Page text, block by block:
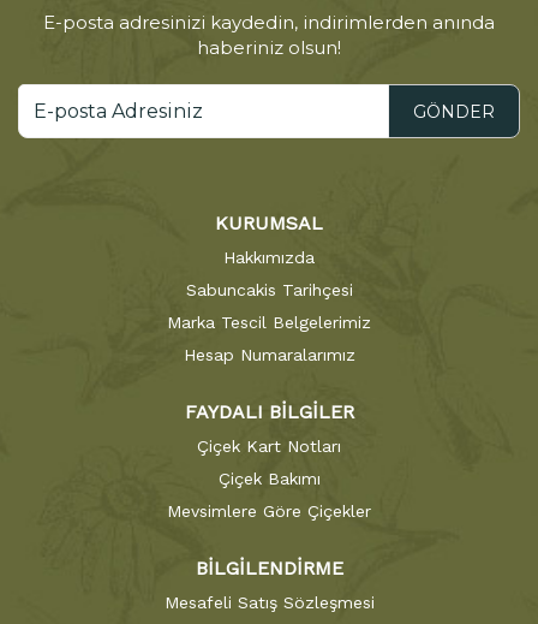
E-posta adresinizi kaydedin, indirimlerden anında
haberiniz olsun!
GÖNDER
KURUMSAL
Hakkımızda
Sabuncakis Tarihçesi
Marka Tescil Belgelerimiz
Hesap Numaralarımız
FAYDALI BİLGİLER
Çiçek Kart Notları
Çiçek Bakımı
Mevsimlere Göre Çiçekler
BİLGİLENDİRME
Mesafeli Satış Sözleşmesi